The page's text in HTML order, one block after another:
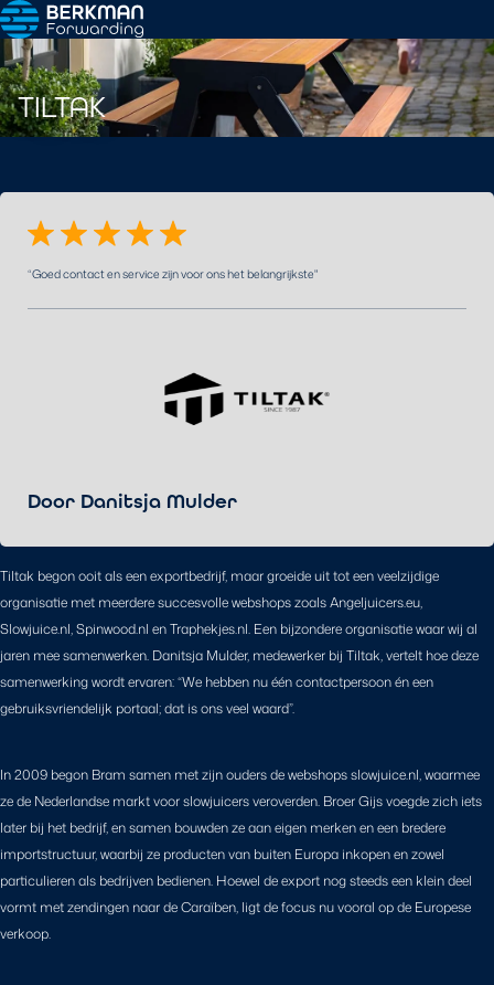
TILTAK
“Goed contact en service zijn voor ons het belangrijkste"
Door Danitsja Mulder
Tiltak begon ooit als een exportbedrijf, maar groeide uit tot een veelzijdige
organisatie met meerdere succesvolle webshops zoals Angeljuicers.eu,
Slowjuice.nl, Spinwood.nl en Traphekjes.nl. Een bijzondere organisatie waar wij al
jaren mee samenwerken. Danitsja Mulder, medewerker bij Tiltak, vertelt hoe deze
samenwerking wordt ervaren: “We hebben nu één contactpersoon én een
gebruiksvriendelijk portaal; dat is ons veel waard”.
In 2009 begon Bram samen met zijn ouders de webshops slowjuice.nl, waarmee
ze de Nederlandse markt voor slowjuicers veroverden. Broer Gijs voegde zich iets
later bij het bedrijf, en samen bouwden ze aan eigen merken en een bredere
importstructuur, waarbij ze producten van buiten Europa inkopen en zowel
particulieren als bedrijven bedienen. Hoewel de export nog steeds een klein deel
vormt met zendingen naar de Caraïben, ligt de focus nu vooral op de Europese
verkoop.